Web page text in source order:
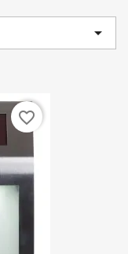

favorite_border